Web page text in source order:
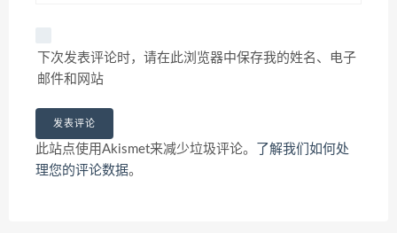
下次发表评论时，请在此浏览器中保存我的姓名、电子
邮件和网站
此站点使用Akismet来减少垃圾评论。
了解我们如何处
理您的评论数据。